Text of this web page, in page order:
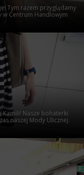
Tym razem przyglądamy
w Centrum Handlowym
Kamili! Nasze bohaterki
naszej Mody Ulicznej.